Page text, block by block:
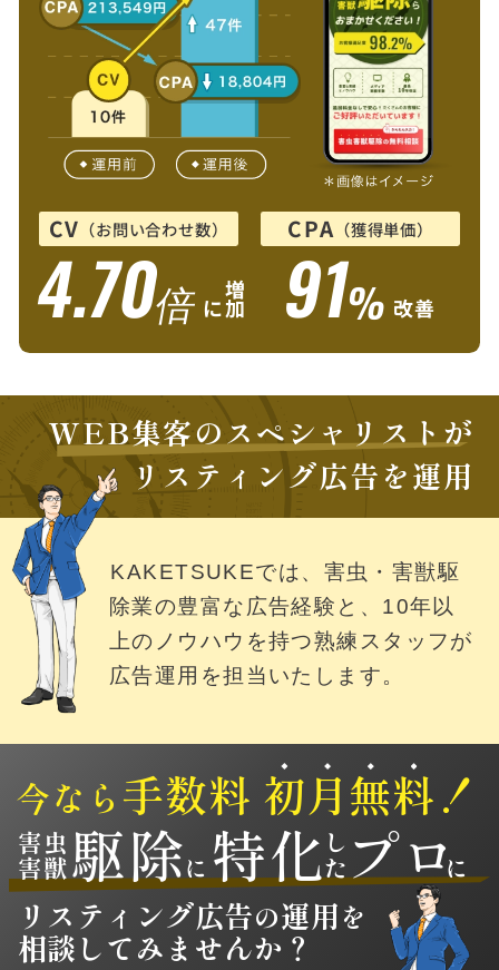
CV （お問い合わせ数）
4.70倍に
増
加
CPA （獲得単価）
91%改善
WEB集客のスペシャリストが
リスティング広告を運用
KAKETSUKEでは、害虫・害獣駆
除業の豊富な広告経験と、10年以
上のノウハウを持つ熟練スタッフが
広告運用を担当いたします。
今なら 手数料 初月無料！
害虫
害獣駆除 に 特化 し
たプロ に
リスティング広告の運用を
相談してみませんか？